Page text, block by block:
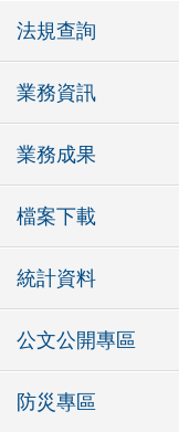
法規查詢
業務資訊
業務成果
檔案下載
統計資料
公文公開專區
防災專區